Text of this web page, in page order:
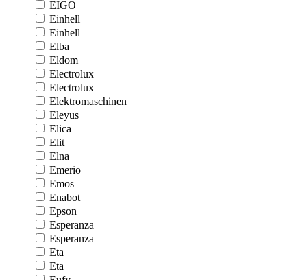
EIGO
Einhell
Einhell
Elba
Eldom
Electrolux
Electrolux
Elektromaschinen
Eleyus
Elica
Elit
Elna
Emerio
Emos
Enabot
Epson
Esperanza
Esperanza
Eta
Eta